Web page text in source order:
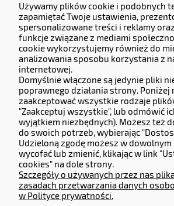
Dane Firmy:
KERMITCLOUDS LTD
13 High Birch Court 79 Park Road,
New Barnet, Barnet, England, EN4 9QG
Company number 14133071.
Adres do zwrotów i reklamacji:
Częstochowska 77, 62-800 Kalisz.
Operator Płatności
Używamy plików cookie i podobnych
zapamiętać Twoje ustawienia,
spersonalizowane treści i reklamy
funkcje związane z mediami
cookie wykorzystujemy również do
analizowania sposobu korzystania z
internetowej.
Domyślnie włączone są jedynie pliki
poprawnego działania strony. Poniżej
zaakceptować wszystkie rodzaje
"Zaakceptuj wszystkie", lub odmówić
wyjątkiem niezbędnych). Możesz też
do swoich potrzeb, wybierając
Udzieloną zgodę możesz w dowolnym
wycofać lub zmienić, klikając w link
cookies" na dole strony.
Szczegóły o używanych przez nas
zasadach przetwarzania danych
w Polityce prywatności.